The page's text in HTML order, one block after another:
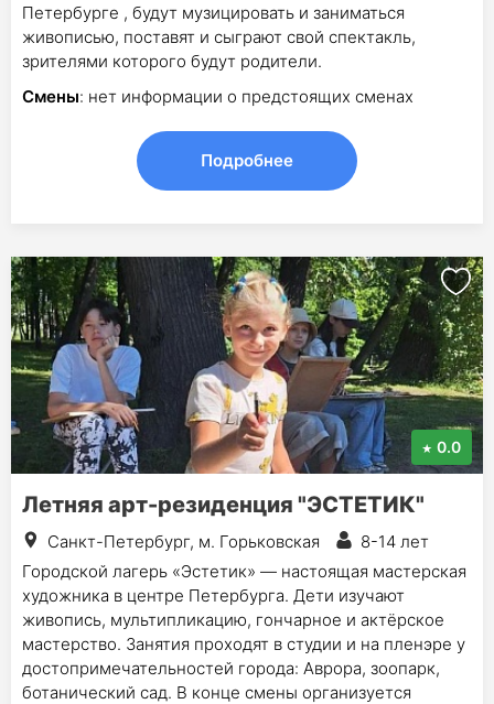
Петербурге , будут музицировать и заниматься
живописью, поставят и сыграют свой спектакль,
зрителями которого будут родители.
Смены: нет информации о предстоящих сменах
Подробнее
0.0
Летняя арт-резиденция "ЭСТЕТИК"
Санкт-Петербург, м. Горьковская
8-14 лет
Городской лагерь «Эстетик» — настоящая мастерская
художника в центре Петербурга. Дети изучают
живопись, мультипликацию, гончарное и актёрское
мастерство. Занятия проходят в студии и на пленэре у
достопримечательностей города: Аврора, зоопарк,
ботанический сад. В конце смены организуется